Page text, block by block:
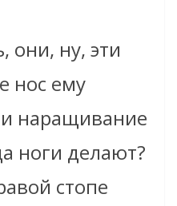
они, ну, эти
нос ему
наращивание
ноги делают?
стопе